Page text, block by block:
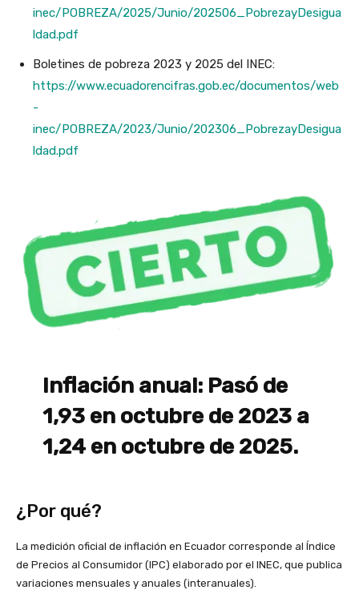
inec/POBREZA/2025/Junio/202506_PobrezayDesigua
ldad.pdf
Boletines de pobreza 2023 y 2025 del INEC:
https://www.ecuadorencifras.gob.ec/documentos/web
-
inec/POBREZA/2023/Junio/202306_PobrezayDesigua
ldad.pdf
Inflación anual: Pasó de
1,93 en octubre de 2023 a
1,24 en octubre de 2025.
¿Por qué?
La medición oficial de inflación en Ecuador corresponde al Índice
de Precios al Consumidor (IPC) elaborado por el INEC, que publica
variaciones mensuales y anuales (interanuales).